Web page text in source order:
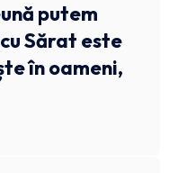
putem
Sărat este
în oameni,